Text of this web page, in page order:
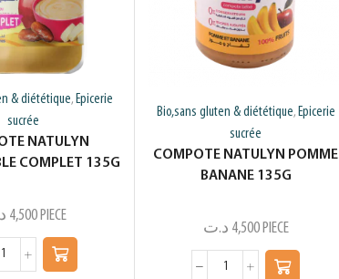
& diététique, Epicerie
sucrée
NATULYN
COMPLET 135G
4,500PIECE
Bio,sans gluten & diététique, Epicerie
sucrée
COMPOTE NATULYN POMME
BANANE 135G
4,500 د.ت PIECE